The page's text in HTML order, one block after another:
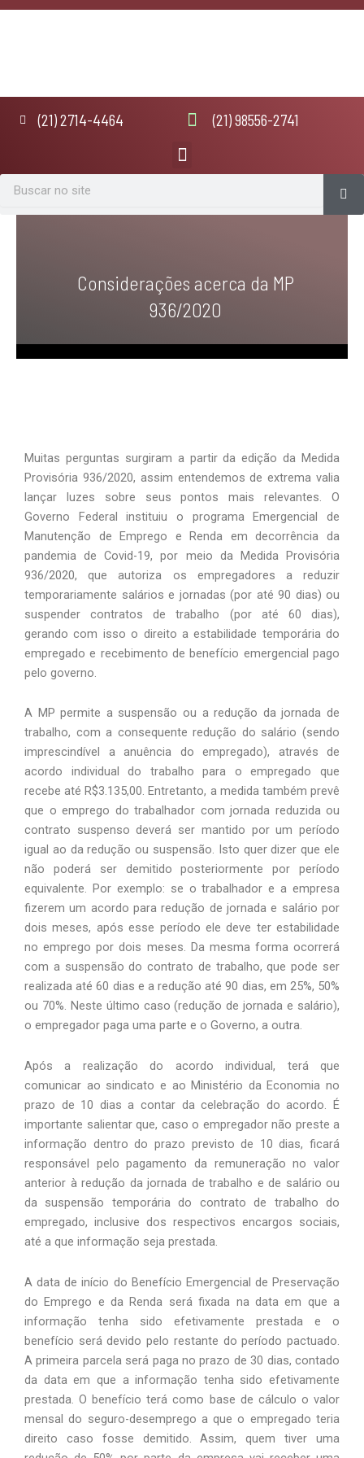
Ir
(21) 2714-4464 (21) 98556-2741
Considerações acerca da MP
936/2020
Muitas perguntas surgiram a partir da edição da Medida
Provisória 936/2020, assim entendemos de extrema valia
lançar luzes sobre seus pontos mais relevantes. O
Governo Federal instituiu o programa Emergencial de
Manutenção de Emprego e Renda em decorrência da
pandemia de Covid-19, por meio da Medida Provisória
936/2020, que autoriza os empregadores a reduzir
temporariamente salários e jornadas (por até 90 dias) ou
suspender contratos de trabalho (por até 60 dias),
gerando com isso o direito a estabilidade temporária do
empregado e recebimento de benefício emergencial pago
pelo governo.
A MP permite a suspensão ou a redução da jornada de
trabalho, com a consequente redução do salário (sendo
imprescindível a anuência do empregado), através de
acordo individual do trabalho para o empregado que
recebe até R$3.135,00. Entretanto, a medida também prevê
que o emprego do trabalhador com jornada reduzida ou
contrato suspenso deverá ser mantido por um período
igual ao da redução ou suspensão. Isto quer dizer que ele
não poderá ser demitido posteriormente por período
equivalente. Por exemplo: se o trabalhador e a empresa
fizerem um acordo para redução de jornada e salário por
dois meses, após esse período ele deve ter estabilidade
no emprego por dois meses. Da mesma forma ocorrerá
com a suspensão do contrato de trabalho, que pode ser
realizada até 60 dias e a redução até 90 dias, em 25%, 50%
ou 70%. Neste último caso (redução de jornada e salário),
o empregador paga uma parte e o Governo, a outra.
Após a realização do acordo individual, terá que
comunicar ao sindicato e ao Ministério da Economia no
prazo de 10 dias a contar da celebração do acordo. É
importante salientar que, caso o empregador não preste a
informação dentro do prazo previsto de 10 dias, ficará
responsável pelo pagamento da remuneração no valor
anterior à redução da jornada de trabalho e de salário ou
da suspensão temporária do contrato de trabalho do
empregado, inclusive dos respectivos encargos sociais,
até a que informação seja prestada.
A data de início do Benefício Emergencial de Preservação
do Emprego e da Renda será fixada na data em que a
informação tenha sido efetivamente prestada e o
benefício será devido pelo restante do período pactuado.
A primeira parcela será paga no prazo de 30 dias, contado
da data em que a informação tenha sido efetivamente
prestada. O benefício terá como base de cálculo o valor
mensal do seguro-desemprego a que o empregado teria
direito caso fosse demitido. Assim, quem tiver uma